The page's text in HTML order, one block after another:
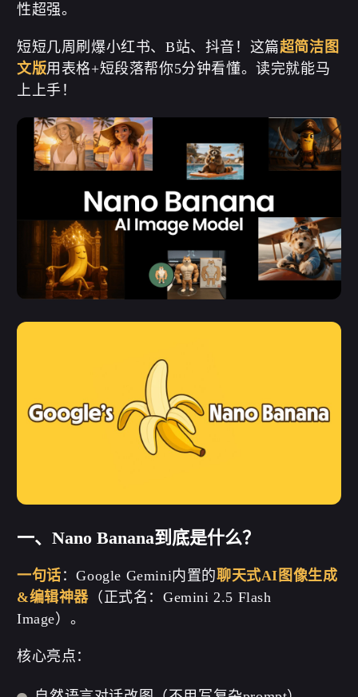
性超强。
短短几周刷爆小红书、B站、抖音！这篇超简洁图
文版用表格+短段落帮你5分钟看懂。读完就能马
上上手！
一、Nano Banana到底是什么？
一句话 ：Google Gemini内置的聊天式AI图像生成
&编辑神器 （正式名：Gemini 2.5 Flash
Image）。
核心亮点：